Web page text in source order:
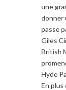
une
donner
passe
Giles
British
Hyde
En plus